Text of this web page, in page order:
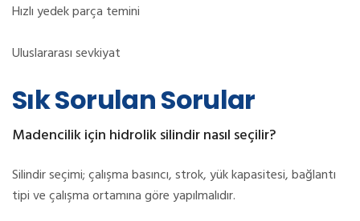
Hızlı yedek parça temini
Uluslararası sevkiyat
Sık Sorulan Sorular
Madencilik için hidrolik silindir nasıl seçilir?
Silindir seçimi; çalışma basıncı, strok, yük kapasitesi, bağlantı
tipi ve çalışma ortamına göre yapılmalıdır.